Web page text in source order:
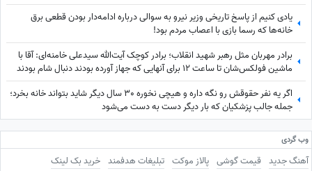
یادی کنیم از پاسخ تاریخی وزیر نیرو به سوالی درباره ادامه‌دار بودن قطعی برق
خانه‌ها که رسما بازی با اعصاب مردم بود!
برادر مهربان مثل رهبر شهید انقلاب؛ برادر کوچک آیت‌الله سیدعلی خامنه‌ای: آقا با
ماشین فولکس‌شان تا ساعت 12 برای آنهایی که جهاز آورده بودند دنبال شام بودند
اگر یه نفر حقوقش رو نگه داره و هیچی نخوره 30 سال دیگر شاید بتواند خانه بخرد؛
جمله جالب پزشکیان که بار دیگر دست به دست می‌شود
وب گردی
آهنگ جدید قیمت گوشی پالاز موکت تبلیغات هدفمند خرید بک لینک